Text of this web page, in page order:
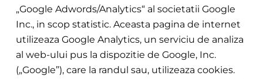
„Google Adwords/Analytics“ al societatii Google
Inc., in scop statistic. Aceasta pagina de internet
utilizeaza Google Analytics, un serviciu de analiza
al web-ului pus la dispozitie de Google, Inc.
(„Google”), care la randul sau, utilizeaza cookies.